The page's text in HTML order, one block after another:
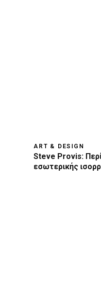
ART & DESIGN
Steve Provis:
εσωτερικής